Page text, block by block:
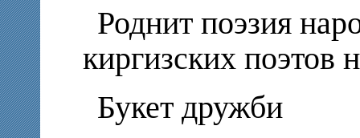
Роднит поэзия
киргизских поэтов
Букет дружби